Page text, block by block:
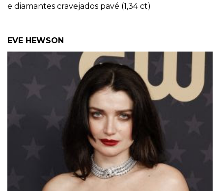
e diamantes cravejados pavé (1,34 ct)
EVE HEWSON